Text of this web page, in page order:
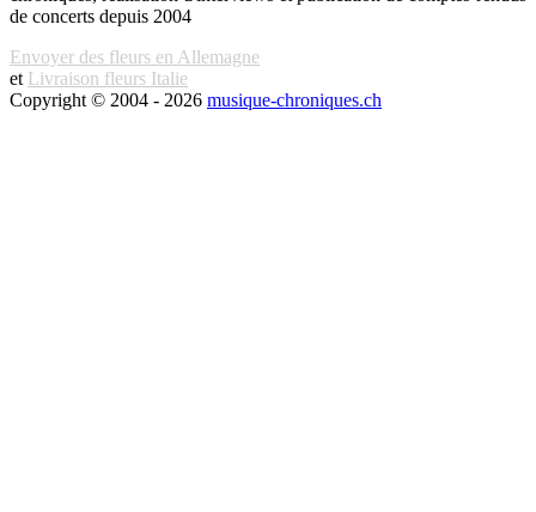
de concerts depuis 2004
Envoyer des fleurs en Allemagne
et Livraison fleurs Italie
Copyright © 2004 - 2026 musique-chroniques.ch